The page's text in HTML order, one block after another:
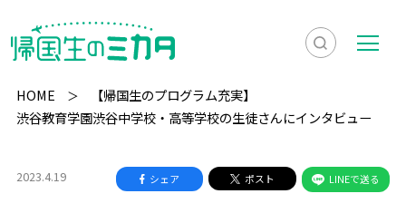
検
検
を
示
メ
ュ
HOME
【帰国生のプログラム充実】
渋谷教育学園渋谷中学校・高等学校の生徒さんにインタビュー
2023.4.19 シェア ポスト LINEで送る